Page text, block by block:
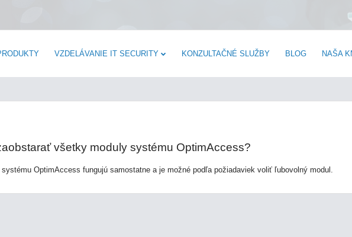
VZDELÁVANIE IT SECURITY KONZULTAČNÉ SLUŽBY BLOG NAŠA
všetky moduly systému OptimAccess?
OptimAccess fungujú samostatne a je možné podľa požiadaviek voliť ľubovolný modul.